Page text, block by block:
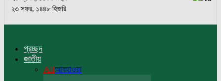
২৩ সফর, ১৪৪৮ হিজরি
প্রচ্ছদ
জাতীয়
Allআবহাওয়া